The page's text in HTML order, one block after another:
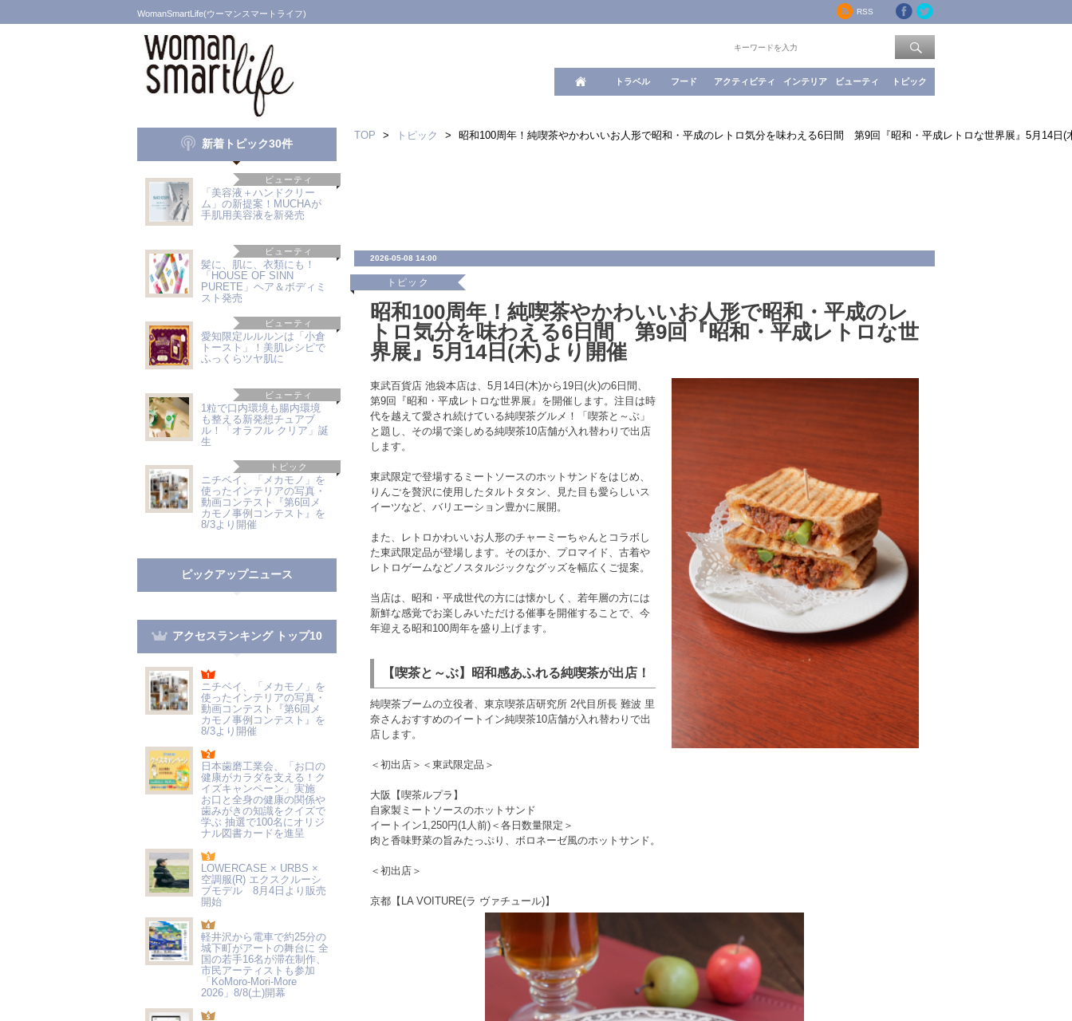
WomanSmartLife(ウーマンスマートライフ) RSS
トラベル フード アクティビティ インテリア ビューティ トピック
新着トピック30件
ビューティ
「美容液＋ハンドクリー
ム」の新提案！MUCHAが
手肌用美容液を新発売
ビューティ
髪に、肌に、衣類にも！
「HOUSE OF SINN
PURETE」ヘア＆ボディミ
スト発売
ビューティ
愛知限定ルルルンは「小倉
トースト」！美肌レシピで
ふっくらツヤ肌に
ビューティ
1粒で口内環境も腸内環境
も整える新発想チュアブ
ル！「オラフル クリア」誕
生
トピック
ニチベイ、「メカモノ」を
使ったインテリアの写真・
動画コンテスト『第6回メ
カモノ事例コンテスト』を
8/3より開催
ピックアップニュース
アクセスランキング トップ10
ニチベイ、「メカモノ」を
使ったインテリアの写真・
動画コンテスト『第6回メ
カモノ事例コンテスト』を
8/3より開催
日本歯磨工業会、「お口の
健康がカラダを支える！ク
イズキャンペーン」実施
お口と全身の健康の関係や
歯みがきの知識をクイズで
学ぶ 抽選で100名にオリジ
ナル図書カードを進呈
LOWERCASE × URBS ×
空調服(R) エクスクルーシ
ブモデル 8月4日より販売
開始
軽井沢から電車で約25分の
城下町がアートの舞台に 全
国の若手16名が滞在制作、
市民アーティストも参加
「KoMoro-Mori-More
2026」8/8(土)開幕
TOP > トピック > 昭和100周年！純喫茶やかわいいお人形で昭和・平成のレトロ気分を味わえる6日間 第9回『昭和・平成レトロな世界展』5月14日(
2026-05-08 14:00
トピック
昭和100周年！純喫茶やかわいいお人形で昭和・平成のレ
トロ気分を味わえる6日間 第9回『昭和・平成レトロな世
界展』5月14日(木)より開催
東武百貨店 池袋本店は、5月14日(木)から19日(火)の6日間、
第9回『昭和・平成レトロな世界展』を開催します。注目は時
代を越えて愛され続けている純喫茶グルメ！「喫茶と～ぶ」
と題し、その場で楽しめる純喫茶10店舗が入れ替わりで出店
します。
東武限定で登場するミートソースのホットサンドをはじめ、
りんごを贅沢に使用したタルトタタン、見た目も愛らしいス
イーツなど、バリエーション豊かに展開。
また、レトロかわいいお人形のチャーミーちゃんとコラボし
た東武限定品が登場します。そのほか、プロマイド、古着や
レトロゲームなどノスタルジックなグッズを幅広くご提案。
当店は、昭和・平成世代の方には懐かしく、若年層の方には
新鮮な感覚でお楽しみいただける催事を開催することで、今
年迎える昭和100周年を盛り上げます。
【喫茶と～ぶ】昭和感あふれる純喫茶が出店！
純喫茶ブームの立役者、東京喫茶店研究所 2代目所長 難波 里
奈さんおすすめのイートイン純喫茶10店舗が入れ替わりで出
店します。
＜初出店＞＜東武限定品＞
大阪【喫茶ルプラ】
自家製ミートソースのホットサンド
イートイン1,250円(1人前)＜各日数量限定＞
肉と香味野菜の旨みたっぷり、ボロネーゼ風のホットサンド。
＜初出店＞
京都【LA VOITURE(ラ ヴァチュール)】